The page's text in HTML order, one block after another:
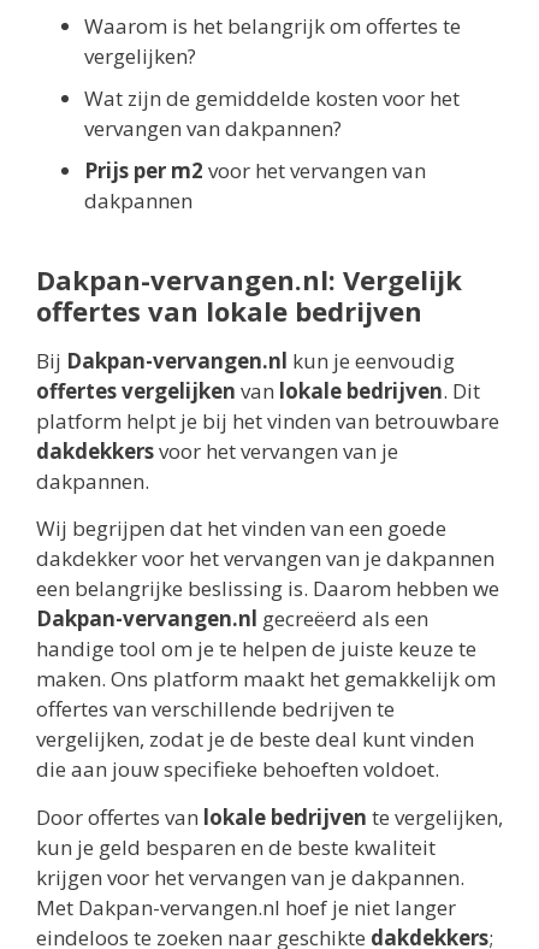
Waarom is het belangrijk om offertes te
vergelijken?
Wat zijn de gemiddelde kosten voor het
vervangen van dakpannen?
Prijs per m2 voor het vervangen van
dakpannen
Dakpan-vervangen.nl: Vergelijk
offertes van lokale bedrijven
Bij Dakpan-vervangen.nl kun je eenvoudig
offertes vergelijken van lokale bedrijven. Dit
platform helpt je bij het vinden van betrouwbare
dakdekkersvoor het vervangen van je
dakpannen.
Wij begrijpen dat het vinden van een goede
dakdekker voor het vervangen van je dakpannen
een belangrijke beslissing is. Daarom hebben we
Dakpan-vervangen.nl gecreëerd als een
handige tool om je te helpen de juiste keuze te
maken. Ons platform maakt het gemakkelijk om
offertes van verschillende bedrijven te
vergelijken, zodat je de beste deal kunt vinden
die aan jouw specifieke behoeften voldoet.
Door offertes van lokale bedrijven te vergelijken,
kun je geld besparen en de beste kwaliteit
krijgen voor het vervangen van je dakpannen.
Met Dakpan-vervangen.nl hoef je niet langer
eindeloos te zoeken naar geschikte dakdekkers;